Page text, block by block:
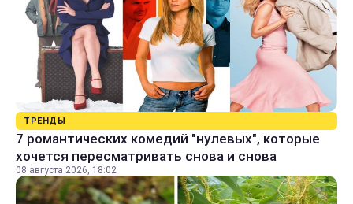
ТРЕНДЫ
7 романтических комедий "нулевых", которые
хочется пересматривать снова и снова
08 августа 2026, 18:02